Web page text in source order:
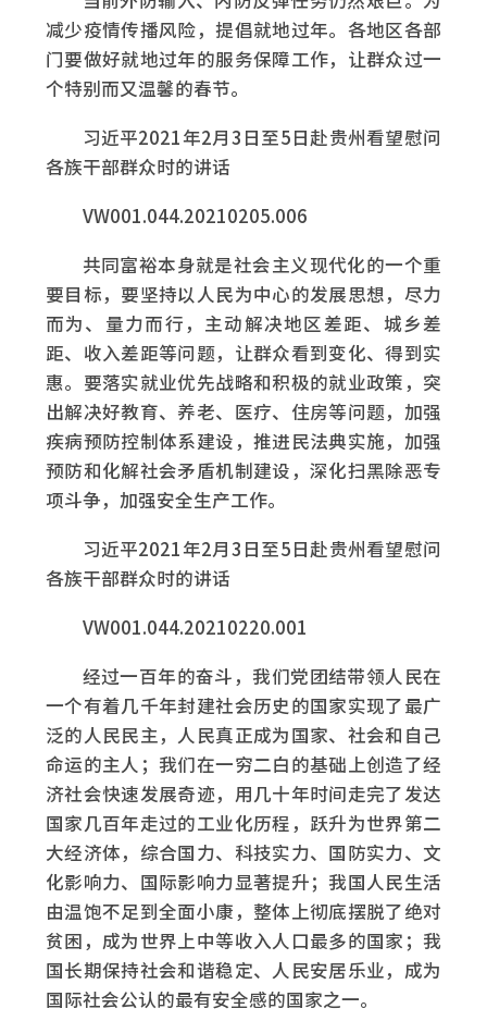
减少疫情传播风险，提倡就地过年。各地区各部
门要做好就地过年的服务保障工作，让群众过一
个特别而又温馨的春节。
习近平2021年2月3日至5日赴贵州看望慰问
各族干部群众时的讲话
VW001.044.20210205.006
共同富裕本身就是社会主义现代化的一个重
要目标，要坚持以人民为中心的发展思想，尽力
而为、量力而行，主动解决地区差距、城乡差
距、收入差距等问题，让群众看到变化、得到实
惠。要落实就业优先战略和积极的就业政策，突
出解决好教育、养老、医疗、住房等问题，加强
疾病预防控制体系建设，推进民法典实施，加强
预防和化解社会矛盾机制建设，深化扫黑除恶专
项斗争，加强安全生产工作。
习近平2021年2月3日至5日赴贵州看望慰问
各族干部群众时的讲话
VW001.044.20210220.001
经过一百年的奋斗，我们党团结带领人民在
一个有着几千年封建社会历史的国家实现了最广
泛的人民民主，人民真正成为国家、社会和自己
命运的主人；我们在一穷二白的基础上创造了经
济社会快速发展奇迹，用几十年时间走完了发达
国家几百年走过的工业化历程，跃升为世界第二
大经济体，综合国力、科技实力、国防实力、文
化影响力、国际影响力显著提升；我国人民生活
由温饱不足到全面小康，整体上彻底摆脱了绝对
贫困，成为世界上中等收入人口最多的国家；我
国长期保持社会和谐稳定、人民安居乐业，成为
国际社会公认的最有安全感的国家之一。